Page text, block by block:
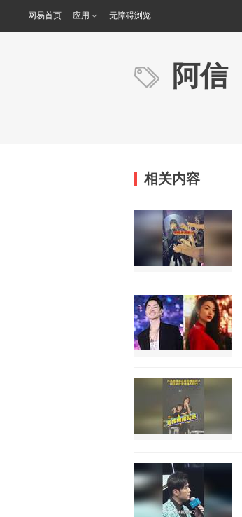
网易首页 应用 无障碍浏览
阿信
相关内容